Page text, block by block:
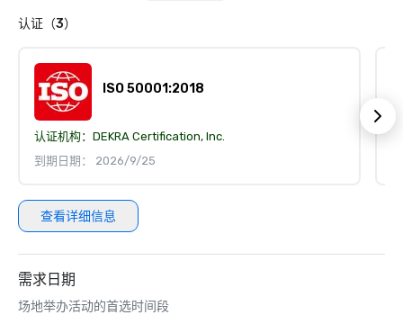
认证（3）
ISO 50001:2018
认证机构： DEKRA Certification, Inc.
到期日期： 2026/9/25
查看详细信息
需求日期
场地举办活动的首选时间段